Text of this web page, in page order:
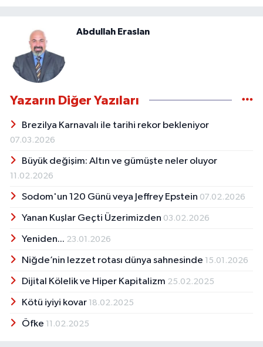
Abdullah Eraslan
Yazarın Diğer Yazıları
Brezilya Karnavalı ile tarihi rekor bekleniyor
07.03.2026
Büyük değişim: Altın ve gümüşte neler oluyor
11.02.2026
Sodom'un 120 Günü veya Jeffrey Epstein 07.02.2026
Yanan Kuşlar Geçti Üzerimizden 03.02.2026
Yeniden... 23.01.2026
Niğde’nin lezzet rotası dünya sahnesinde 15.01.2026
Dijital Kölelik ve Hiper Kapitalizm 25.02.2025
Kötü iyiyi kovar 18.02.2025
Öfke 11.02.2025